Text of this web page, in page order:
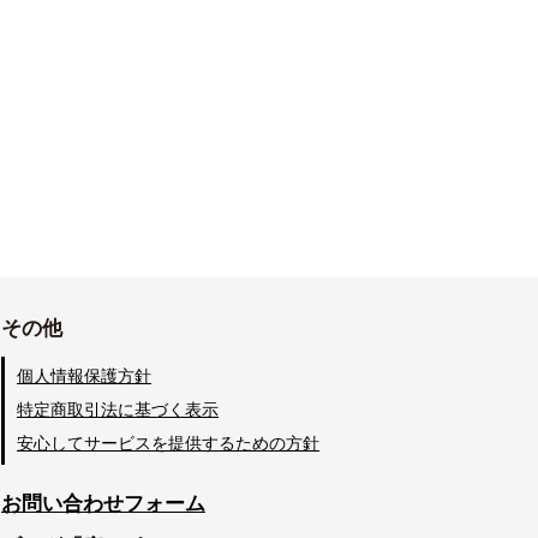
その他
個人情報保護方針
特定商取引法に基づく表示
安心してサービスを提供するための方針
お問い合わせフォーム